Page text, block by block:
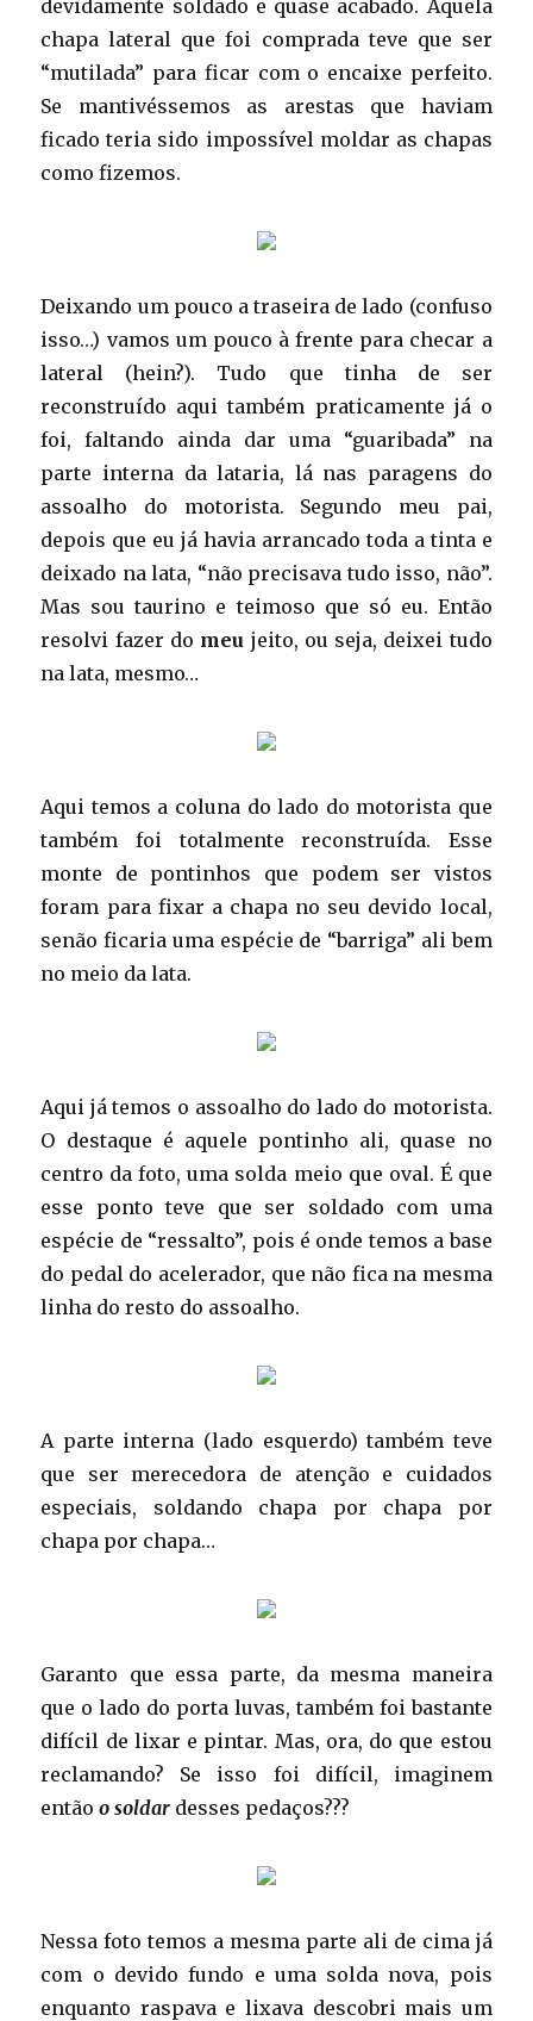
devidamente soldado e quase acabado. Aquela
chapa lateral que foi comprada teve que ser
“mutilada” para ficar com o encaixe perfeito.
Se mantivéssemos as arestas que haviam
ficado teria sido impossível moldar as chapas
como fizemos.
Deixando um pouco a traseira de lado (confuso
isso…) vamos um pouco à frente para checar a
lateral (hein?). Tudo que tinha de ser
reconstruído aqui também praticamente já o
foi, faltando ainda dar uma “guaribada” na
parte interna da lataria, lá nas paragens do
assoalho do motorista. Segundo meu pai,
depois que eu já havia arrancado toda a tinta e
deixado na lata, “não precisava tudo isso, não”.
Mas sou taurino e teimoso que só eu. Então
resolvi fazer do meu jeito, ou seja, deixei tudo
na lata, mesmo…
Aqui temos a coluna do lado do motorista que
também foi totalmente reconstruída. Esse
monte de pontinhos que podem ser vistos
foram para fixar a chapa no seu devido local,
senão ficaria uma espécie de “barriga” ali bem
no meio da lata.
Aqui já temos o assoalho do lado do motorista.
O destaque é aquele pontinho ali, quase no
centro da foto, uma solda meio que oval. É que
esse ponto teve que ser soldado com uma
espécie de “ressalto”, pois é onde temos a base
do pedal do acelerador, que não fica na mesma
linha do resto do assoalho.
A parte interna (lado esquerdo) também teve
que ser merecedora de atenção e cuidados
especiais, soldando chapa por chapa por
chapa por chapa…
Garanto que essa parte, da mesma maneira
que o lado do porta luvas, também foi bastante
difícil de lixar e pintar. Mas, ora, do que estou
reclamando? Se isso foi difícil, imaginem
entãoo soldar desses pedaços???
Nessa foto temos a mesma parte ali de cima já
com o devido fundo e uma solda nova, pois
enquanto raspava e lixava descobri mais um